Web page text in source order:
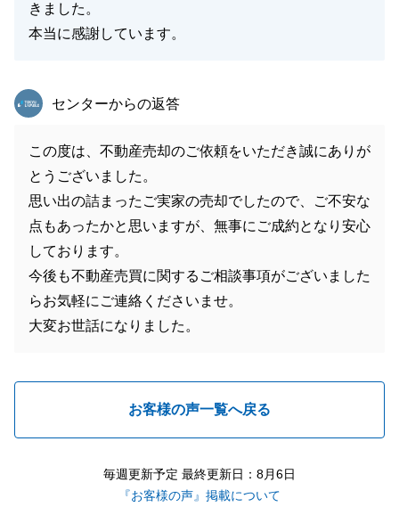
きました。
本当に感謝しています。
東急リバブル
センターからの返答
この度は、不動産売却のご依頼をいただき誠にありが
とうございました。
思い出の詰まったご実家の売却でしたので、ご不安な
点もあったかと思いますが、無事にご成約となり安心
しております。
今後も不動産売買に関するご相談事項がございました
らお気軽にご連絡くださいませ。
大変お世話になりました。
お客様の声一覧へ戻る
毎週更新予定 最終更新日：8月6日
『お客様の声』掲載について